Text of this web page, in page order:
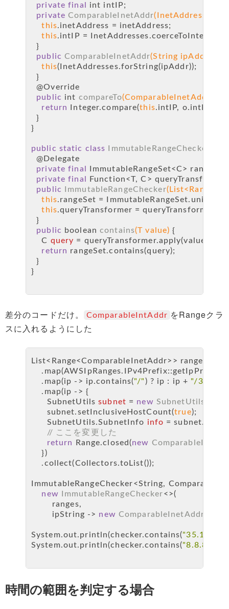
private final int intIP;
private ComparableInetAddr(InetAddress
this.inetAddress = inetAddress;
this.intIP =
  }
public ComparableInetAddr(String ipAddr)
this(InetAddresses.forString(ipAddr));
  }
@Override
public int compareTo(ComparableInetAddr o)
return
Integer.compare(this.intIP, o.intIP);
  }
}
public static class ImmutableRangeChecker
@Delegate
private final
ImmutableRangeSet<C> rangeSet;
private final
Function<T, C>
public
ImmutableRangeChecker
this.rangeSet =
this.queryTransformer = queryTransformer;
  }
public boolean contains(T value) {
C query = queryTransformer.apply(value);
return rangeSet.contains(query);
  }
}
差分のコードだけ。 ComparableIntAddr をRangeクラ
スに入れるようにした
List<Range<ComparableInetAddr>> ranges =
    .map(AWSIpRanges.IPv4Prefix::getIpPrefix)
    .map(ip -> ip.contains(
"/" ) ? ip : ip + "/32"
    .map(ip -> {
SubnetUtils subnet = new SubnetUtils
      subnet.setInclusiveHostCount(
true);
      SubnetUtils.
SubnetInfo info =
// ここを変更した
return
Range.closed(new
    })
    .collect(Collectors.toList());
ImmutableRangeChecker<String,
new
ImmutableRangeChecker<>(
        ranges,
        ipString ->
new ComparableInetAddr
System.out.println(checker.contains(
System.out.println(checker.contains("8.8.8.8"
時間の範囲を判定する場合